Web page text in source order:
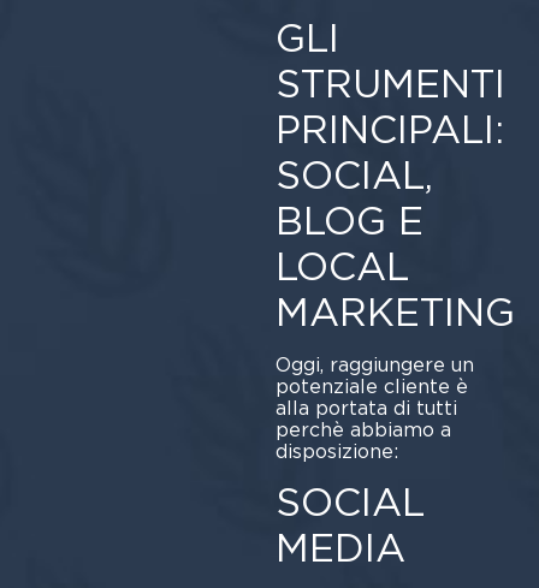
GLI
STRUMENTI
PRINCIPALI:
SOCIAL,
BLOG E
LOCAL
MARKETING
Oggi, raggiungere un
potenziale cliente è
alla portata di tutti
perchè abbiamo a
disposizione:
SOCIAL
MEDIA